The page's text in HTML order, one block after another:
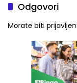
Odgovori
Morate biti prijavljeni